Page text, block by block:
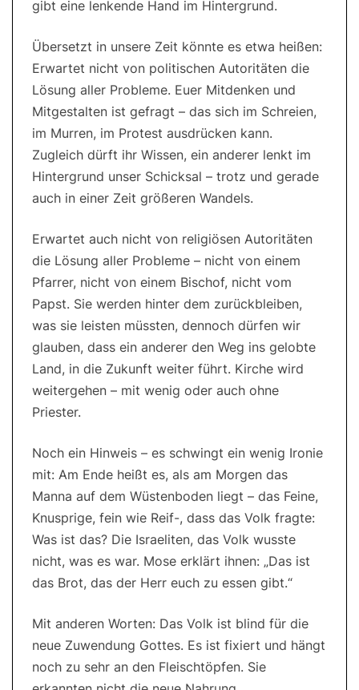
gibt eine lenkende Hand im Hintergrund.
Übersetzt in unsere Zeit könnte es etwa heißen:
Erwartet nicht von politischen Autoritäten die
Lösung aller Probleme. Euer Mitdenken und
Mitgestalten ist gefragt – das sich im Schreien,
im Murren, im Protest ausdrücken kann.
Zugleich dürft ihr Wissen, ein anderer lenkt im
Hintergrund unser Schicksal – trotz und gerade
auch in einer Zeit größeren Wandels.
Erwartet auch nicht von religiösen Autoritäten
die Lösung aller Probleme – nicht von einem
Pfarrer, nicht von einem Bischof, nicht vom
Papst. Sie werden hinter dem zurückbleiben,
was sie leisten müssten, dennoch dürfen wir
glauben, dass ein anderer den Weg ins gelobte
Land, in die Zukunft weiter führt. Kirche wird
weitergehen – mit wenig oder auch ohne
Priester.
Noch ein Hinweis – es schwingt ein wenig Ironie
mit: Am Ende heißt es, als am Morgen das
Manna auf dem Wüstenboden liegt – das Feine,
Knusprige, fein wie Reif-, dass das Volk fragte:
Was ist das? Die Israeliten, das Volk wusste
nicht, was es war. Mose erklärt ihnen: „Das ist
das Brot, das der Herr euch zu essen gibt.“
Mit anderen Worten: Das Volk ist blind für die
neue Zuwendung Gottes. Es ist fixiert und hängt
noch zu sehr an den Fleischtöpfen. Sie